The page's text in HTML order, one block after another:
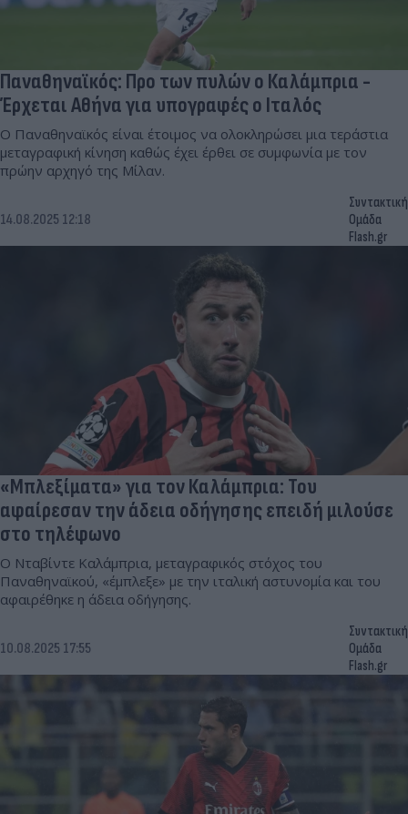
Παναθηναϊκός: Προ των πυλών ο Καλάμπρια -
Έρχεται Αθήνα για υπογραφές ο Ιταλός
Ο Παναθηναϊκός είναι έτοιμος να ολοκληρώσει μια τεράστια
μεταγραφική κίνηση καθώς έχει έρθει σε συμφωνία με τον
πρώην αρχηγό της Μίλαν.
14.08.2025 12:18
Συντακτική
Ομάδα
Flash.gr
«Μπλεξίματα» για τον Καλάμπρια: Του
αφαίρεσαν την άδεια οδήγησης επειδή μιλούσε
στο τηλέφωνο
Ο Νταβίντε Καλάμπρια, μεταγραφικός στόχος του
Παναθηναϊκού, «έμπλεξε» με την ιταλική αστυνομία και του
αφαιρέθηκε η άδεια οδήγησης.
10.08.2025 17:55
Συντακτική
Ομάδα
Flash.gr